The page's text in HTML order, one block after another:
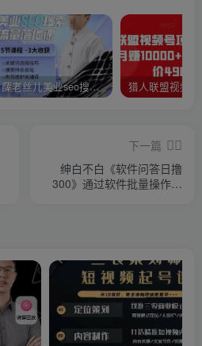
薛老丝儿美业seo搜索流量落地课，一周暴涨20w粉丝，全干货讲解
下一篇
绅白不白《软件问答日撸
300》通过软件批量操作赚